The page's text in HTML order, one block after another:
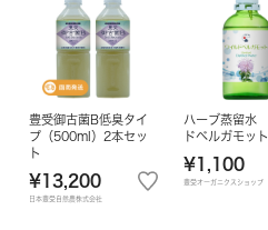
豊受御古菌B低臭タイ
プ（500ml）2本セッ
ト
¥13,200
日本豊受自然農株式会社
ハーブ蒸留水
ドベルガモット
¥1,100
豊受オーガニクスショップ